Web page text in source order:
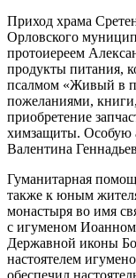
Приход храма
Орловского
протоиереем
продукты питания,
псалмом «Живый в
пожеланиями,
приобретение
химзащиты. Особую
Валентина
Гуманитарная
также к юным
монастыря во имя
с игуменом
Державной иконы
настоятелем
обеспечил